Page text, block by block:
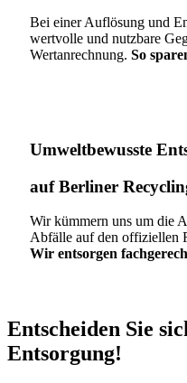
Bei einer Auflösung und
wertvolle und nutzbare
Wertanrechnung. So
Umweltbewusste
auf Berliner
Wir kümmern uns um die
Abfälle auf den offiziellen
Wir entsorgen
Entscheiden Sie
Entsorgung!​